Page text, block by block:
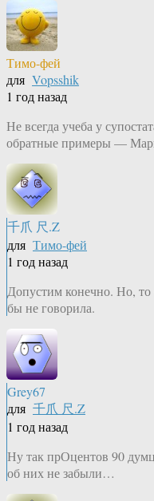
Тимо-фей
для Vopsshik
1 год назад
Не всегда учеба у
обратные примеры —
千爪 尺.Z
для Тимо-фей
1 год назад
Допустим конечно. Но,
бы не говорила.
Grey67
для 千爪 尺.Z
1 год назад
Ну так прОцентов 90
об них не забыли…